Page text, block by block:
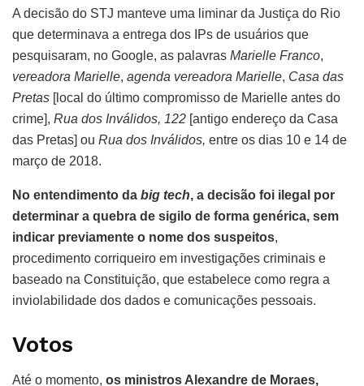
A decisão do STJ manteve uma liminar da Justiça do Rio
que determinava a entrega dos IPs de usuários que
pesquisaram, no Google, as palavras Marielle Franco,
vereadora Marielle, agenda vereadora Marielle, Casa das
Pretas [local do último compromisso de Marielle antes do
crime], Rua dos Inválidos, 122 [antigo endereço da Casa
das Pretas] ou Rua dos Inválidos, entre os dias 10 e 14 de
março de 2018.
No entendimento da big tech, a decisão foi ilegal por
determinar a quebra de sigilo de forma genérica, sem
indicar previamente o nome dos suspeitos,
procedimento corriqueiro em investigações criminais e
baseado na Constituição, que estabelece como regra a
inviolabilidade dos dados e comunicações pessoais.
Votos
Até o momento, os ministros Alexandre de Moraes,